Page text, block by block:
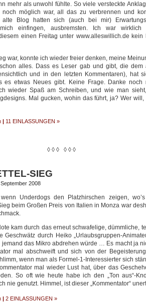
mehr als unwohl fühlte. So viele versteckte
möglich war, all das zu verbrennen und
alte Blog hatten sich (auch bei mir)
einfingen, ausbremsten. Ich war wirklich
einen Freitag unter www.alleswillich.de kein
war, konnte ich wieder freier denken, meine
alles. Dass es Leser gab und gibt, die dem
und in den letzten Kommentaren), hat
es etwas Neues gibt. Keine Frage. Danke noch
wieder Spaß am Schreiben, und wie man
Mal gucken, wohin das führt, ja? Wer will,
| 11 EINLASSUNGEN »
◊ ◊ ◊ ◊ ◊ ◊
SIEG
2008
Underdogs den Platzhirschen zeigen,
beim Großen Preis von Italien in Monza war
kam durch das erneut schwafelige, dümmliche,
Geschwätz durch Heiko „Urlaubsgruppen-
jemand das Mikro abdrehen würde … Es macht ja
mal abschweift und sich von der
wenn man als Formel-1-Interessierter sich
mal wieder Lust hat, über das
So oft wie heute habe ich den „Ton aus“-
nie genutzt. Himmel, ist dieser „Kommentator“
| 2 EINLASSUNGEN »